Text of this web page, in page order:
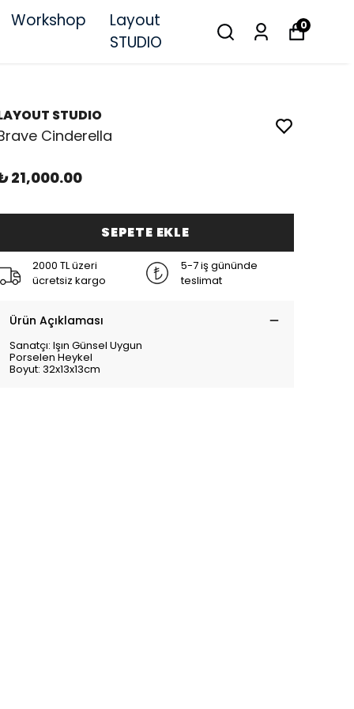
Workshop
Layout
STUDIO
0
STUDIO
Cinderella
21,000.00
SEPETE EKLE
2000 TL üzeri
ücretsiz kargo
5-7 iş gününde
teslimat
Ürün Açıklaması
Sanatçı: Işın Günsel Uygun
Porselen Heykel
Boyut: 32x13x13cm